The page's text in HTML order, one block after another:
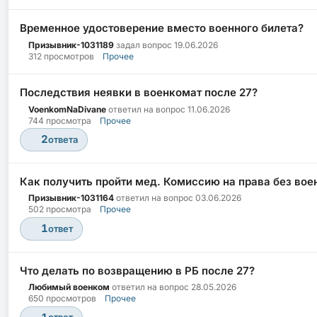
Временное удостоверение вместо военного билета?
Призывник-1031189 задал вопрос 19.06.2026
312 просмотров
Прочее
Последствия неявки в военкомат после 27?
VoenkomNaDivane ответил на вопрос 11.06.2026
744 просмотра
Прочее
2ответа
Как получить пройти мед. Комиссию на права без
Призывник-1031164 ответил на вопрос 03.06.2026
502 просмотра
Прочее
1ответ
Что делать по возвращению в РБ после 27?
Любимый военком ответил на вопрос 28.05.2026
650 просмотров
Прочее